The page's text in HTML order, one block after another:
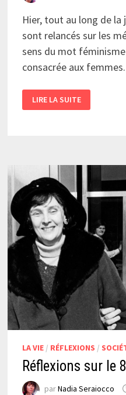
Hier, tout au long de la
sont relancés sur les
sens du mot
consacrée aux
WEB
–
LIRE LA SUITE
LA VIE/ RÉFLEXIONS /
Réflexions sur le
parNadia Seraiocco